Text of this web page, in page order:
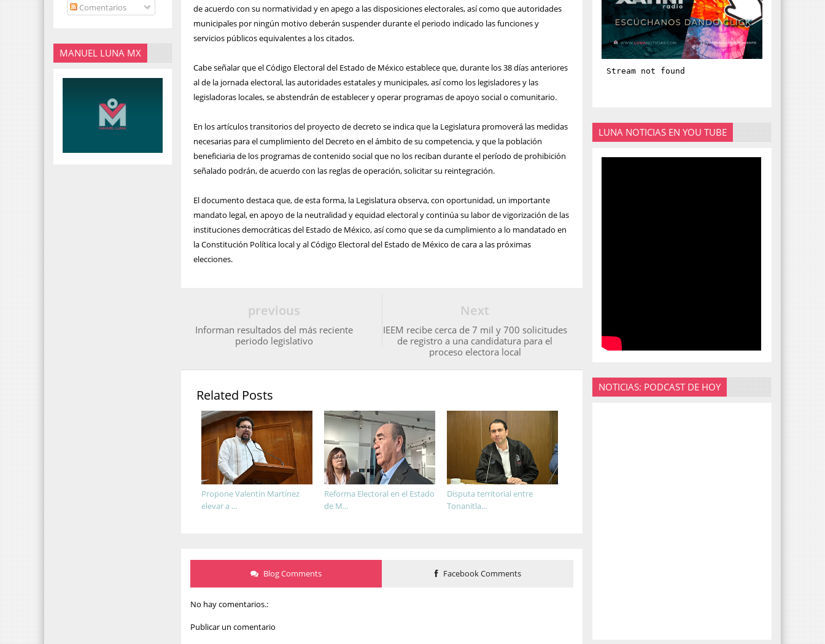
Comentarios
MANUEL LUNA MX
de acuerdo con su normatividad y en apego a las disposiciones electorales, así como que autoridades
municipales por ningún motivo deberán suspender durante el periodo indicado las funciones y
servicios públicos equivalentes a los citados.
Cabe señalar que el Código Electoral del Estado de México establece que, durante los 38 días anteriores
al de la jornada electoral, las autoridades estatales y municipales, así como los legisladores y las
legisladoras locales, se abstendrán de establecer y operar programas de apoyo social o comunitario.
En los artículos transitorios del proyecto de decreto se indica que la Legislatura promoverá las medidas
necesarias para el cumplimiento del Decreto en el ámbito de su competencia, y que la población
beneficiaria de los programas de contenido social que no los reciban durante el período de prohibición
señalado podrán, de acuerdo con las reglas de operación, solicitar su reintegración.
El documento destaca que, de esta forma, la Legislatura observa, con oportunidad, un importante
mandato legal, en apoyo de la neutralidad y equidad electoral y continúa su labor de vigorización de las
instituciones democráticas del Estado de México, así como que se da cumplimiento a lo mandatado en
la Constitución Política local y al Código Electoral del Estado de México de cara a las próximas
elecciones.
Next
IEEM recibe cerca de 7 mil y 700 solicitudes
de registro a una candidatura para el
proceso electora local
previous
Informan resultados del más reciente
periodo legislativo
Related Posts
Disputa territorial entre
Tonanitla...
Reforma Electoral en el Estado
de M...
Propone Valentín Martínez
elevar a ...
Blog Comments Facebook Comments
No hay comentarios.:
Publicar un comentario
LUNA NOTICIAS EN YOU TUBE
NOTICIAS: PODCAST DE HOY